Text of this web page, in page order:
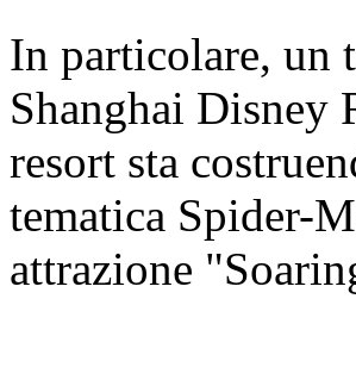
In particolare, un
Shanghai Disney
resort sta
tematica Spider-
attrazione